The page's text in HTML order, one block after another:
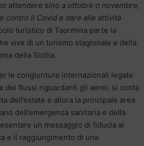
attendere sino a ottobre o novembre,
contro il Covid e dare alle attività
turistico di Taormina parte la
vive di un turismo stagionale e della
della Sicilia.
le congiunture internazionali legate
dei flussi riguardanti gli aerei, si conta
dell’estate e allora la principale area
dell’emergenza sanitaria e della
un messaggio di fiducia ai
e il raggiungimento di una